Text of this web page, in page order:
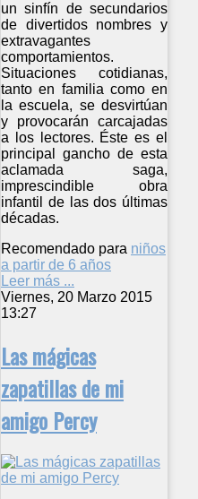
un sinfín de secundarios
de divertidos nombres y
extravagantes
comportamientos.
Situaciones cotidianas,
tanto en familia como en
la escuela, se desvirtúan
y provocarán carcajadas
a los lectores. Éste es el
principal gancho de esta
aclamada saga,
imprescindible obra
infantil de las dos últimas
décadas.
Recomendado para niños
a partir de 6 años
Leer más ...
Viernes, 20 Marzo 2015
13:27
Las mágicas
zapatillas de mi
amigo Percy